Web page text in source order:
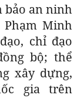
bảo an ninh
Minh
chỉ đạo
bộ; thể
xây dựng,
gia trên